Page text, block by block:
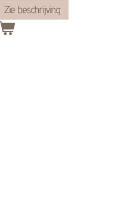
Zie beschrijving